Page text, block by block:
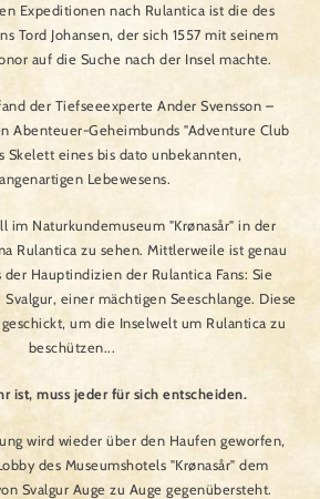
Expeditionen nach Rulantica ist die des
Tord Johansen, der sich 1557 mit seinem
auf die Suche nach der Insel machte.
der Tiefseeexperte Ander Svensson –
Abenteuer-Geheimbunds "Adventure Club
Skelett eines bis dato unbekannten,
Lebewesens.
im Naturkundemuseum "Krønasår" in der
Rulantica zu sehen. Mittlerweile ist genau
Hauptindizien der Rulantica Fans: Sie
einer mächtigen Seeschlange. Diese
um die Inselwelt um Rulantica zu
beschützen...
ist, muss jeder für sich entscheiden.
wird wieder über den Haufen geworfen,
des Museumshotels "Krønasår" dem
Svalgur Auge zu Auge gegenübersteht.